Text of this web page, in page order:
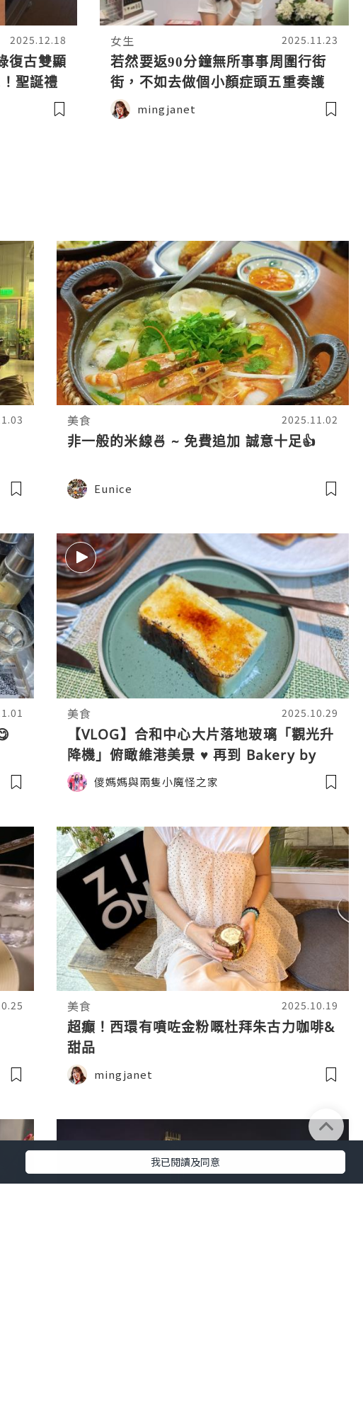
2025.12.18
復古雙顯
聖誕禮
女生 2025.11.23
若然要返90分鐘無所事事周圍行街
街，不如去做個小顏症頭五重奏護
膚療程mingjanet
美食 2025.11.02
非一般的米線🍜 ~ 免費追加 誠意十足👍
Eunice
美食 2025.10.29
【VLOG】合和中心大片落地玻璃「觀光升
降機」俯瞰維港美景 ♥ 再到 Bakery by
the Grand 嘆下午茶
儍媽媽與兩隻小魔怪之家
美食 2025.10.19
超癲！西環有噴咗金粉嘅杜拜朱古力咖啡&
甜品
mingjanet
我已閱讀及同意